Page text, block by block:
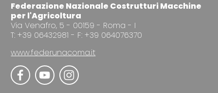
Federazione Nazionale Costrutturi Macchine
per l'Agricoltura
Via Venafro, 5 - 00159 - Roma - I
T: +39 06432981 - F: +39 064076370
www.federunacoma.it